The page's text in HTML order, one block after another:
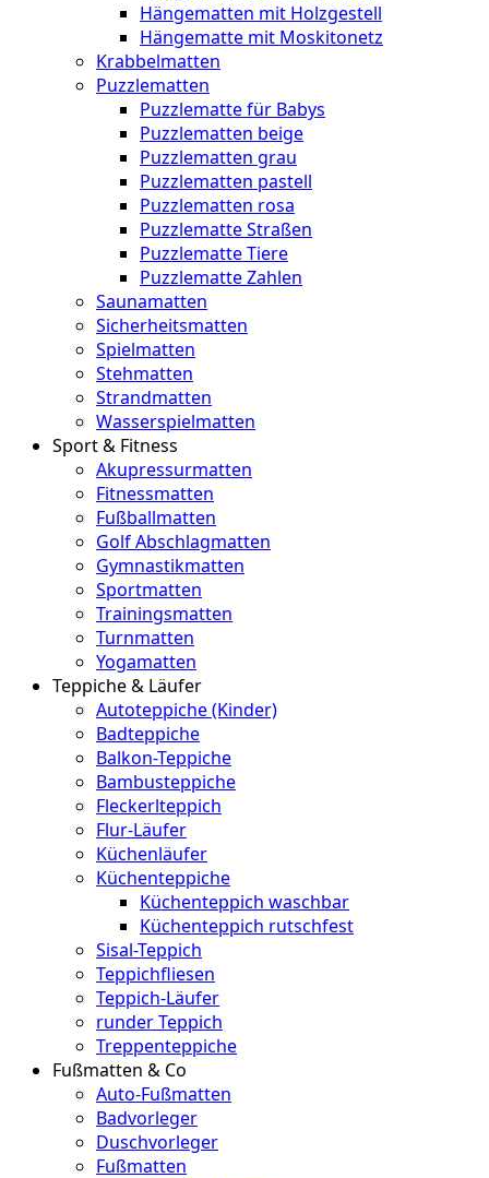
Hängematten mit Holzgestell
Hängematte mit Moskitonetz
Krabbelmatten
Puzzlematten
Puzzlematte für Babys
Puzzlematten beige
Puzzlematten grau
Puzzlematten pastell
Puzzlematten rosa
Puzzlematte Straßen
Puzzlematte Tiere
Puzzlematte Zahlen
Saunamatten
Sicherheitsmatten
Spielmatten
Stehmatten
Strandmatten
Wasserspielmatten
Sport & Fitness
Akupressurmatten
Fitnessmatten
Fußballmatten
Golf Abschlagmatten
Gymnastikmatten
Sportmatten
Trainingsmatten
Turnmatten
Yogamatten
Teppiche & Läufer
Autoteppiche (Kinder)
Badteppiche
Balkon-Teppiche
Bambusteppiche
Fleckerlteppich
Flur-Läufer
Küchenläufer
Küchenteppiche
Küchenteppich waschbar
Küchenteppich rutschfest
Sisal-Teppich
Teppichfliesen
Teppich-Läufer
runder Teppich
Treppenteppiche
Fußmatten & Co
Auto-Fußmatten
Badvorleger
Duschvorleger
Fußmatten